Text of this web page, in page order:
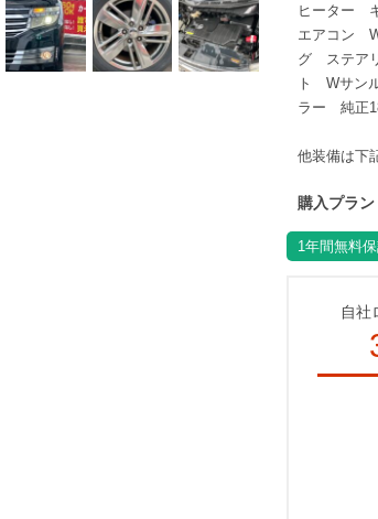
ヒーター
エアコン
グ ステア
ト Wサン
ラー 純正
他装備は下
購入プラン
1年間無料
自社